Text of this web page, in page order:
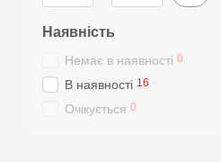
Наявність
Немає в наявності 0
В наявності 16
Очікується 0